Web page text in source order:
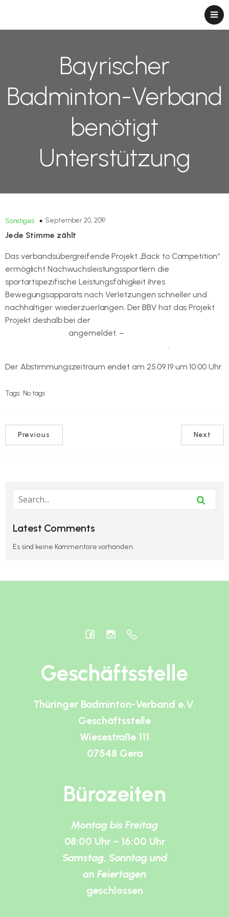
Bayrischer
Badminton-Verband
benötigt
Unterstützung
Sonstiges September 20, 2019
Jede Stimme zählt
Das verbandsübergreifende Projekt „Back to Competition“
ermöglicht Nachwuchsleistungssportlern die
sportartspezifische Leistungsfähigkeit ihres
Bewegungsapparats nach Verletzungen schneller und
nachhaltiger wiederzuerlangen. Der BBV hat das Projekt
Projekt deshalb bei der
angemeldet. –
.
Der Abstimmungszeitraum endet am 25.09.19 um 10:00 Uhr.
Tags: No tags
Previous Next
Latest Comments
Es sind keine Kommentare vorhanden.
Geschäftsstelle
Thüringer Badminton-Verband e.V.
Geschäftsstelle
Wiesestraße 111
07548 Gera
Bürozeiten
Montag bis Freitag
08:00 Uhr – 16:00 Uhr
Samstag, Sonntag und
an Feiertagen
geschlossen